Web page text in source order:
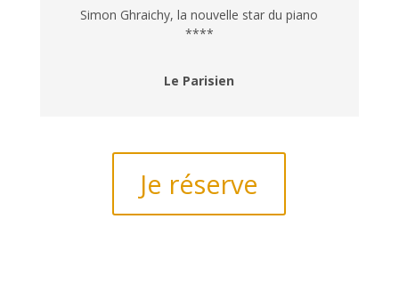
Simon Ghraichy, la nouvelle star du piano
****
Le Parisien
Je réserve